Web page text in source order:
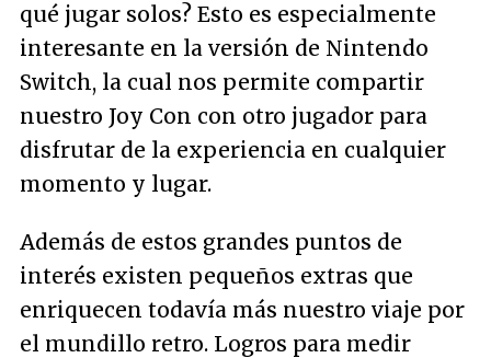
qué jugar solos? Esto es especialmente
interesante en la versión de Nintendo
Switch, la cual nos permite compartir
nuestro Joy Con con otro jugador para
disfrutar de la experiencia en cualquier
momento y lugar.
Además de estos grandes puntos de
interés existen pequeños extras que
enriquecen todavía más nuestro viaje por
el mundillo retro. Logros para medir